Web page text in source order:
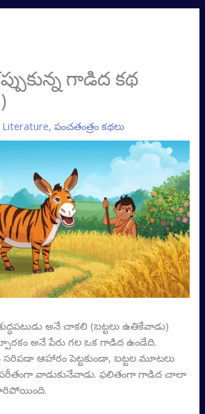
గాడిద కథ
Literature,పంచతంత్రం కథలు
అనే చాకలి (బట్టలు ఉతికేవాడు)
అనే పేరు గల ఒక గాడిద ఉండేది.
సరిపడా ఆహారం పెట్టకుండా, బట్టల మూటలు
వాడుకునేవాడు. ఫలితంగా గాడిద చాలా